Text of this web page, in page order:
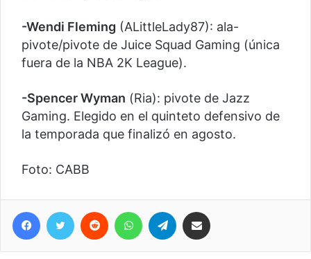
-Wendi Fleming (ALittleLady87): ala-
pivote/pivote de Juice Squad Gaming (única
fuera de la NBA 2K League).
-Spencer Wyman (Ria): pivote de Jazz
Gaming. Elegido en el quinteto defensivo de
la temporada que finalizó en agosto.
Foto: CABB
Facebook
Twitter Reddit WhatsAppTelegram